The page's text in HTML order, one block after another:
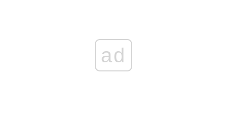
ad